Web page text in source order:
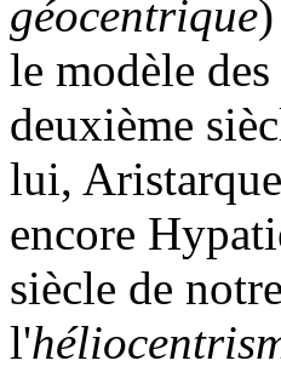
géocentrique
le modèle des
deuxième
lui,
encore
siècle de
l'